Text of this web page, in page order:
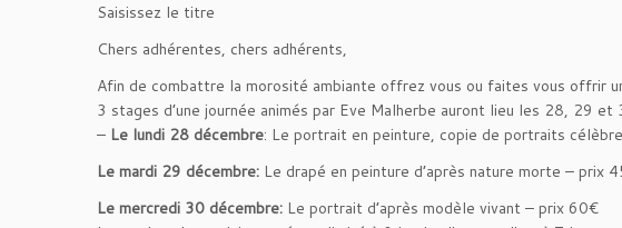
Saisissez le titre
Chers adhérentes, chers adhérents,
Afin de combattre la morosité ambiante offrez vous ou faites vous offrir
3 stages d’une journée animés par Eve Malherbe auront lieu les 28, 29 et
– Le lundi 28 décembre: Le portrait en peinture, copie de portraits
Le mardi 29 décembre: Le drapé en peinture d’après nature morte – prix
Le mercredi 30 décembre: Le portrait d’après modèle vivant – prix 60€